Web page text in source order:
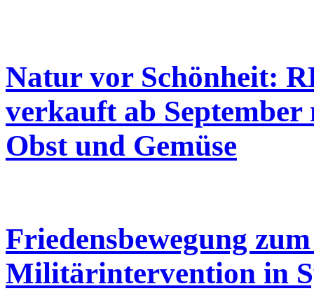
Natur vor Schönheit:
verkauft ab September
Obst und Gemüse
Friedensbewegung
Militärintervention in